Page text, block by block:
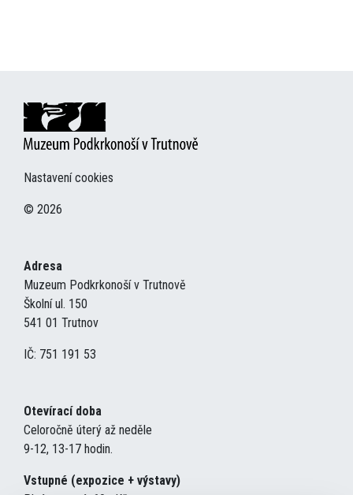
Nastavení cookies
© 2026
Adresa
Muzeum Podkrkonoší v Trutnově
Školní ul. 150
541 01 Trutnov
IČ: 751 191 53
Otevírací doba
Celoročně úterý až neděle
9-12, 13-17 hodin.
Vstupné (expozice + výstavy)